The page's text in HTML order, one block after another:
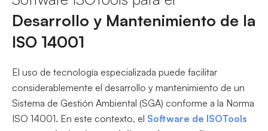
Desarrollo y Mantenimiento de la
ISO 14001
El uso de tecnología especializada puede facilitar
considerablemente el desarrollo y mantenimiento de un
Sistema de Gestión Ambiental (SGA) conforme a la Norma
ISO 14001. En este contexto, el Software de ISOTools